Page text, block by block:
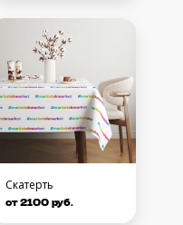
Скатерть
от 2100 руб.